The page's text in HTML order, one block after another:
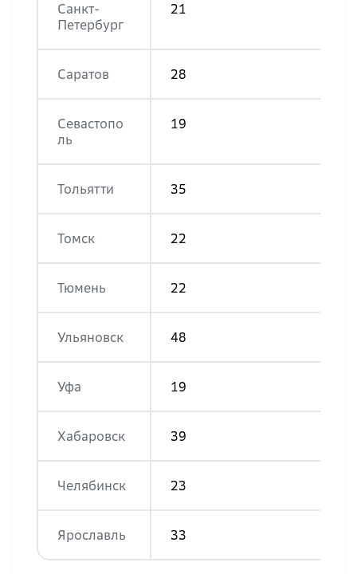
Санкт-
Петербург
21
Саратов 28
Севастопо
ль
19
Тольятти 35
Томск 22
Тюмень 22
Ульяновск 48
Уфа 19
Хабаровск 39
Челябинск 23
Ярославль 33